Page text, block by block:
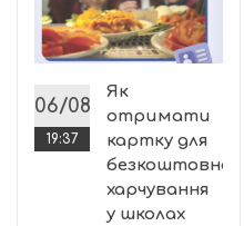
06/08
19:37
Як
отримати
картку для
безкоштовного
харчування
у школах